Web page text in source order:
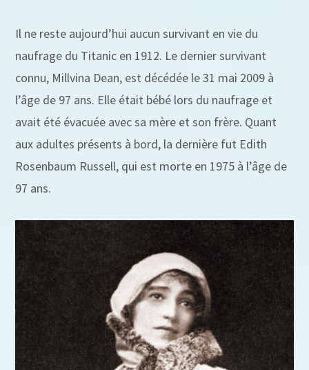
Il ne reste aujourd’hui aucun survivant en vie du
naufrage du Titanic en 1912. Le dernier survivant
connu, Millvina Dean, est décédée le 31 mai 2009 à
l’âge de 97 ans. Elle était bébé lors du naufrage et
avait été évacuée avec sa mère et son frère. Quant
aux adultes présents à bord, la dernière fut Edith
Rosenbaum Russell, qui est morte en 1975 à l’âge de
97 ans.